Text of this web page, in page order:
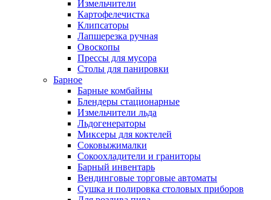
Измельчители
Картофелечистка
Клипсаторы
Лапшерезка ручная
Овоскопы
Прессы для мусора
Столы для панировки
Барное
Барные комбайны
Блендеры стационарные
Измельчители льда
Льдогенераторы
Миксеры для коктелей
Соковыжималки
Сокоохладители и граниторы
Барный инвентарь
Вендинговые торговые автоматы
Сушка и полировка столовых приборов